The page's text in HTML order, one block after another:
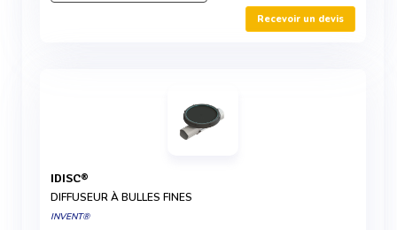
Recevoir un devis
IDISC®
DIFFUSEUR À BULLES FINES
INVENT®